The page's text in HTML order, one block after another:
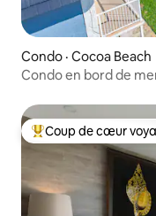
Condo · Cocoa Beach
Condo en bord de
Coup de cœur
Coup de cœur